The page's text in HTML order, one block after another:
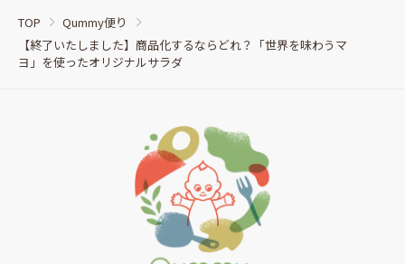
TOP
Qummy便り
【終了いたしました】商品化するならどれ？「世界を味わうマ
ヨ」を使ったオリジナルサラダ